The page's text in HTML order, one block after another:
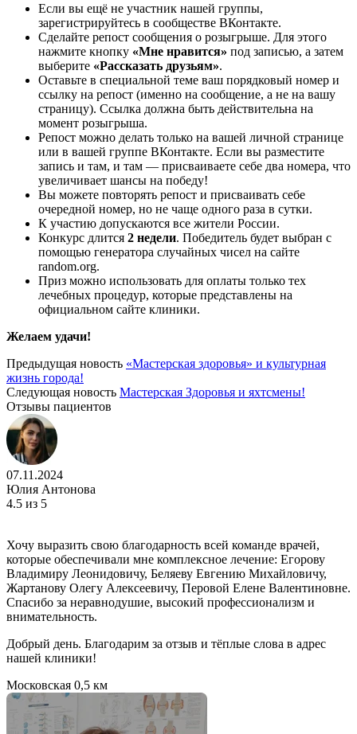
Если вы ещё не участник нашей группы,
зарегистрируйтесь в сообществе ВКонтакте.
Сделайте репост сообщения о розыгрыше. Для этого
нажмите кнопку «Мне нравится» под записью, а затем
выберите «Рассказать друзьям».
Оставьте в специальной теме ваш порядковый номер и
ссылку на репост (именно на сообщение, а не на вашу
страницу). Ссылка должна быть действительна на
момент розыгрыша.
Репост можно делать только на вашей личной странице
или в вашей группе ВКонтакте. Если вы разместите
запись и там, и там — присваиваете себе два номера, что
увеличивает шансы на победу!
Вы можете повторять репост и присваивать себе
очередной номер, но не чаще одного раза в сутки.
К участию допускаются все жители России.
Конкурс длится 2 недели. Победитель будет выбран с
помощью генератора случайных чисел на сайте
random.org.
Приз можно использовать для оплаты только тех
лечебных процедур, которые представлены на
официальном сайте клиники.
Желаем удачи!
Предыдущая новость «Мастерская здоровья» и культурная
жизнь города!
Следующая новость Мастерская Здоровья и яхтсмены!
Отзывы пациентов
07.11.2024
Юлия Антонова
4.5 из 5
Хочу выразить свою благодарность всей команде врачей,
которые обеспечивали мне комплексное лечение: Егорову
Владимиру Леонидовичу, Беляеву Евгению Михайловичу,
Жартанову Олегу Алексеевичу, Перовой Елене Валентиновне.
Спасибо за неравнодушие, высокий профессионализм и
внимательность.
Добрый день. Благодарим за отзыв и тёплые слова в адрес
нашей клиники!
Московская 0,5 км